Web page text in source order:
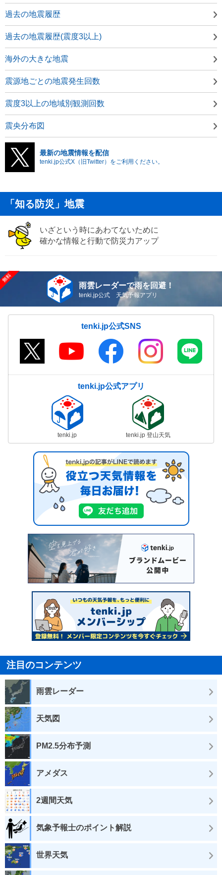
過去の地震履歴
過去の地震履歴(震度3以上)
海外の大きな地震
震源地ごとの地震発生回数
震度3以上の地域別観測回数
震央分布図
最新の地震情報を配信
tenki.jp公式X（旧Twitter）をご利用ください。
「知る防災」地震
いざという時にあわてないために
確かな情報と行動で防災力アップ
雨雲レーダーで雨を回避！
tenki.jp公式 天気予報アプリ
tenki.jp公式SNS
tenki.jp公式アプリ
tenki.jp tenki.jp 登山天気
注目のコンテンツ
雨雲レーダー
天気図
PM2.5分布予測
アメダス
2週間天気
気象予報士のポイント解説
世界天気